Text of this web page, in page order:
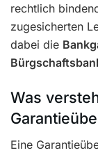
rechtlich
zugesicherten
dabei die
Was
Eine